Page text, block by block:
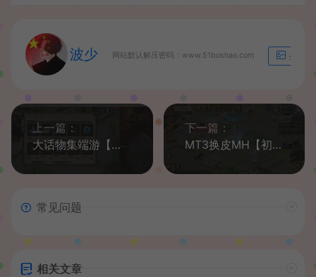
波少 网站默认解压密码：www.51boshao.com 生成海
上一篇：
大话物集端游【物集四种族单水墨飞行器任务活动精修端】最新整理WIN系服务端+PC客户端+全套源码+详细搭建教程
下一篇：
MT3换皮MH【初心西游】最新整理Linux手工服务端+安卓苹果双端+GM后台+详细搭建教程+赞助攻略
常见问题
相关文章